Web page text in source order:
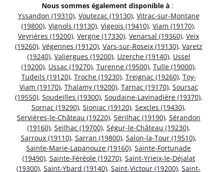
Nous sommes également disponible à :
Yssandon (19310), Voutezac (19130), Vitrac-sur-Montane
(19800), Vignols (19130), Vigeois (19410), Viam (19170),
Veyrières (19200), Vergne (17330), Venarsal (19360), Veix
(19260), Végennes (19120), Vars-sur-Roseix (19130), Varetz
(19240), Valiergues (19200), Uzerche (19140), Ussel
(19200), Ussac (19270), Turenne (19500), Tulle (19000),
Tudeils (19120), Troche (19230), Treignac (19260), Toy-
Viam (19170), Thalamy (19200), Tarnac (19170), Soursac
(19550), Soudeilles (19300), Soudaine-Lavinadière (19370),
Sornac (19290), Sioniac (19120), Sexcles (19430),
Servières-le-Château (19220), Sérilhac (19190), Sérandon
(19160), Seilhac (19700), Ségur-le-Château (19230),
Sarroux (19110), Sarran (19800), Salon-la-Tour (19510),
Sainte-Marie-Lapanouze (19160), Sainte-Fortunade
(19490), Sainte-Féréole (19270), Saint-Yrieix-le-Déjalat
(19300), Saint-Ybard (19140), Saint-Victour (19200), Saint-